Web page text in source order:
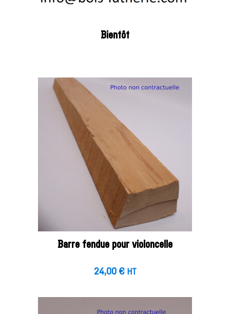
Bientôt
Barre fendue pour violoncelle
24,00 € HT